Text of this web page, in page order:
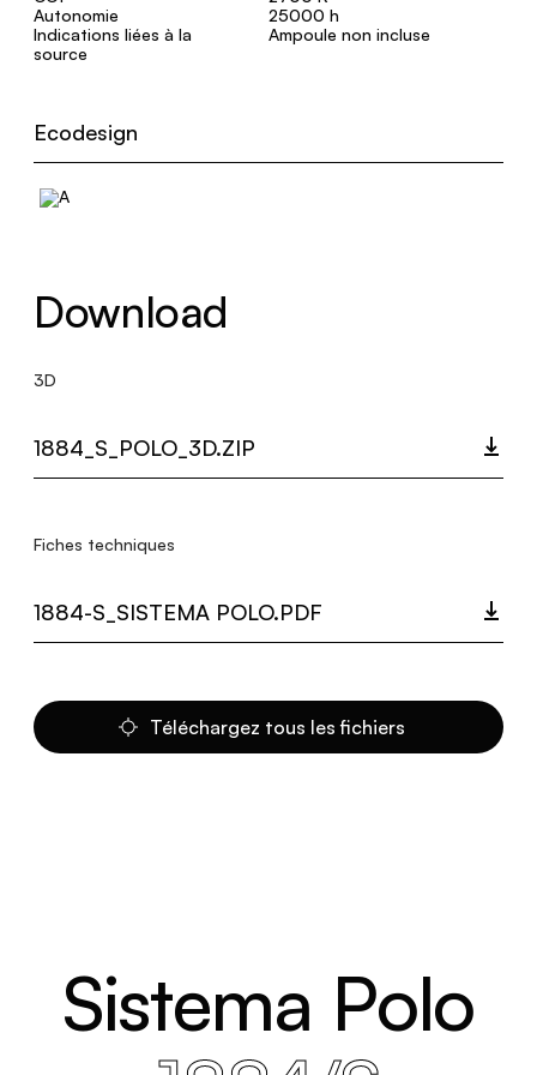
Autonomie
25000 h
Indications liées à la
source
Ampoule non incluse
Ecodesign
Download
3D
1884_S_POLO_3D.ZIP
Fiches techniques
1884-S_SISTEMA POLO.PDF
Téléchargez tous les fichiers
Sistema Polo